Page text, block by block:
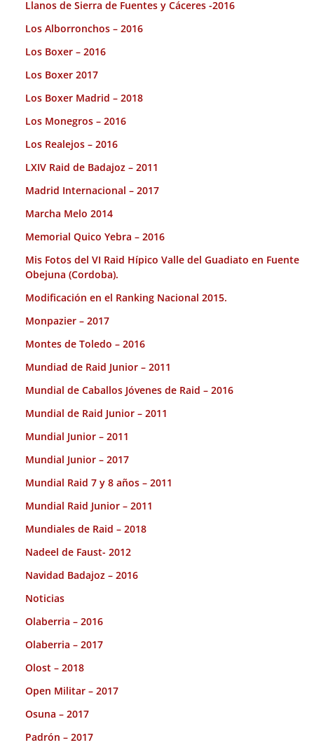
Llanos de Sierra de Fuentes y Cáceres -2016
Los Alborronchos – 2016
Los Boxer – 2016
Los Boxer 2017
Los Boxer Madrid – 2018
Los Monegros – 2016
Los Realejos – 2016
LXIV Raid de Badajoz – 2011
Madrid Internacional – 2017
Marcha Melo 2014
Memorial Quico Yebra – 2016
Mis Fotos del VI Raid Hípico Valle del Guadiato en Fuente
Obejuna (Cordoba).
Modificación en el Ranking Nacional 2015.
Monpazier – 2017
Montes de Toledo – 2016
Mundiad de Raid Junior – 2011
Mundial de Caballos Jóvenes de Raid – 2016
Mundial de Raid Junior – 2011
Mundial Junior – 2011
Mundial Junior – 2017
Mundial Raid 7 y 8 años – 2011
Mundial Raid Junior – 2011
Mundiales de Raid – 2018
Nadeel de Faust- 2012
Navidad Badajoz – 2016
Noticias
Olaberria – 2016
Olaberria – 2017
Olost – 2018
Open Militar – 2017
Osuna – 2017
Padrón – 2017